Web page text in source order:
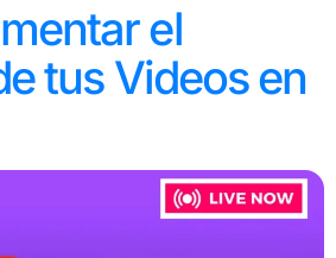
el
tus Videos en